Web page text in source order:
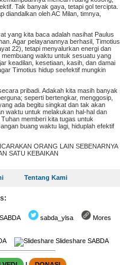
Tak banyak gaya, tetapi gol tercipta.
diandalkan oleh AC Milan, timnya,
yang kita baca adalah nasihat Paulus
Agar pelayanannya berhasil, Timotius
22), tetapi menyalurkan energi dan
waktu untuk sesuatu yang
keadilan, kesetiaan, kasih, dan damai
Timotius hidup seefektif mungkin
pribadi. Adakah kita masih banyak
seperti bertengkar, menggosip,
ada begitu singkat dan tak akan
waktu untuk melakukan hal-hal dan
memberi kita tugas untuk
buang waktu lagi, hiduplah efektif
ORANG LAIN SEBENARNYA
SATU KEBAIKAN
Tentang Kami
sabda_ylsa Mores
Slideshare SABDA